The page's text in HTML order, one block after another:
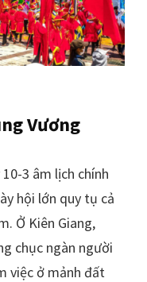
Vương
3 âm lịch chính
hội lớn quy tụ cả
Ở Kiên Giang,
chục ngàn người
việc ở mảnh đất